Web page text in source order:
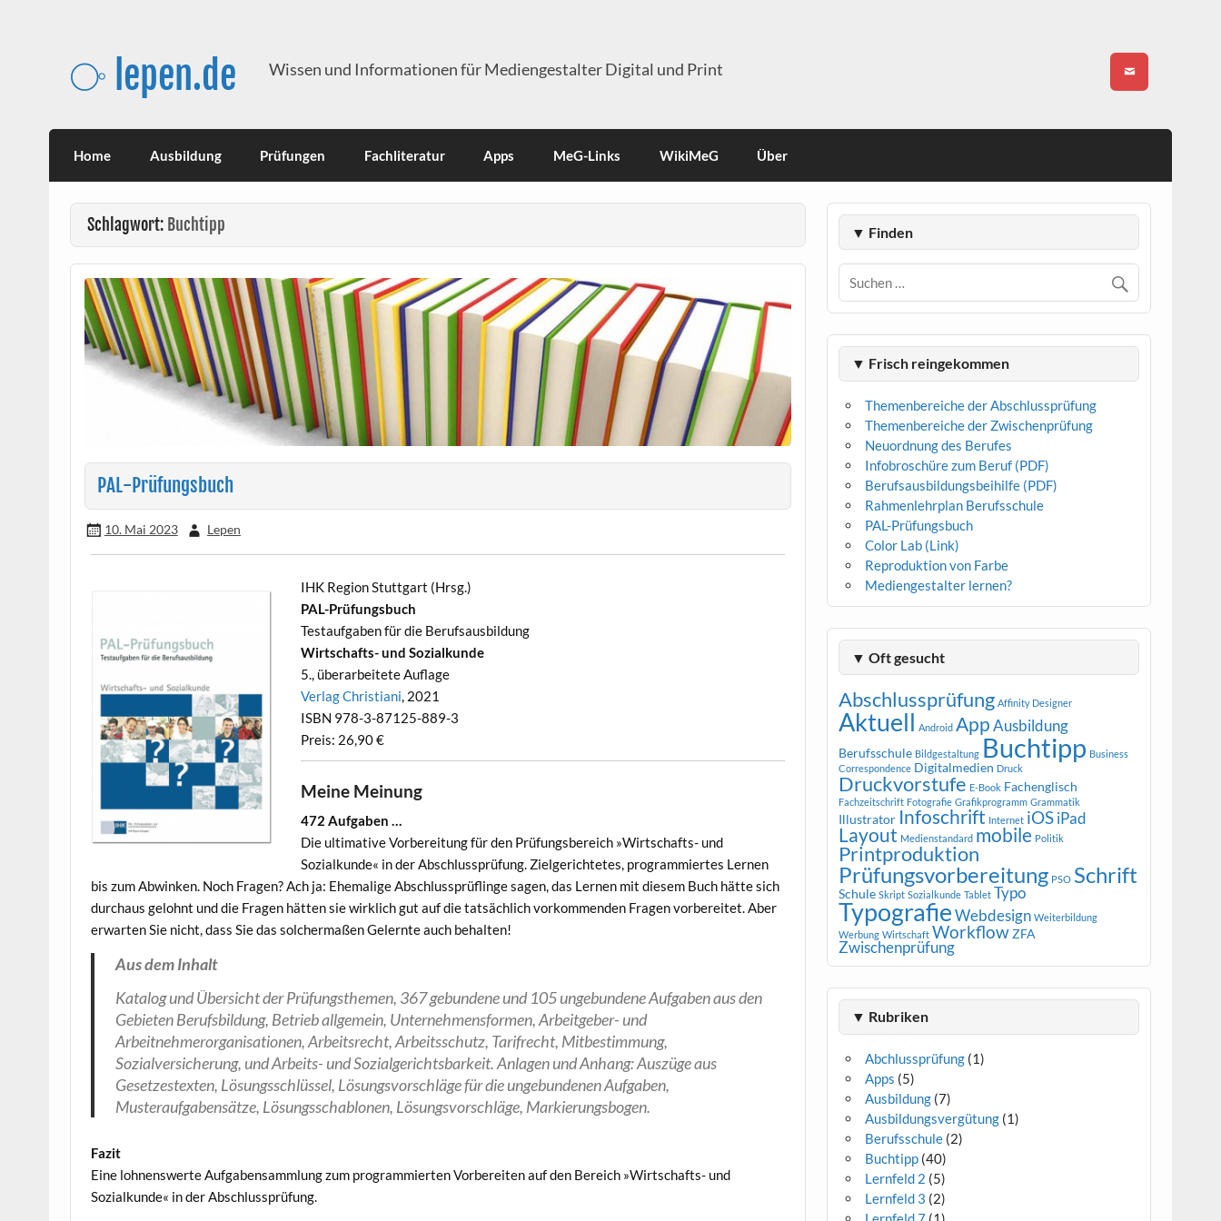
⧂ lepen.de Wissen und Informationen für Mediengestalter Digital und Print
Home Ausbildung Prüfungen Fachliteratur Apps MeG-Links WikiMeG Über
Schlagwort: Buchtipp
PAL-Prüfungsbuch
10. Mai 2023 Lepen
IHK Region Stuttgart (Hrsg.)
PAL-Prüfungsbuch
Testaufgaben für die Berufsausbildung
Wirtschafts- und Sozialkunde
5., überarbeitete Auflage
Verlag Christiani, 2021
ISBN 978-3-87125-889-3
Preis: 26,90 €
Meine Meinung
472 Aufgaben …
Die ultimative Vorbereitung für den Prüfungsbereich »Wirtschafts- und
Sozialkunde« in der Abschlussprüfung. Zielgerichtetes, programmiertes Lernen
bis zum Abwinken. Noch Fragen? Ach ja: Ehemalige Abschlussprüflinge sagen, das Lernen mit diesem Buch hätte sich
durchaus gelohnt und die Fragen hätten sie wirklich gut auf die tatsächlich vorkommenden Fragen vorbereitet. Aber
erwarten Sie nicht, dass Sie das solchermaßen Gelernte auch behalten!
Aus dem Inhalt
Katalog und Übersicht der Prüfungs­themen, 367 gebundene und 105 ungebundene Aufgaben aus den
Gebieten Berufsbildung, Betrieb allgemein, Unternehmensformen, Arbeitgeber- und
Arbeitnehmerorganisationen, Arbeitsrecht, Arbeitsschutz, Tarifrecht, Mitbestimmung,
Sozialversicherung, und Arbeits- und Sozialgerichtsbarkeit. Anlagen und Anhang: Auszüge aus
Gesetzestexten, Lösungsschlüssel, Lösungsvorschläge für die ungebundenen Aufgaben,
Musteraufgabensätze, Lösungsschablonen, Lösungsvorschläge, Markierungsbogen.
Fazit
Eine lohnenswerte Aufgabensammlung zum programmierten Vorbereiten auf den Bereich »Wirtschafts- und
Sozialkunde« in der Abschlussprüfung.
▼ Finden
▼ Frisch reingekommen
Themenbereiche der Abschlussprüfung
Themenbereiche der Zwischenprüfung
Neuordnung des Berufes
Infobroschüre zum Beruf (PDF)
Berufsausbildungsbeihilfe (PDF)
Rahmenlehrplan Berufsschule
PAL-Prüfungsbuch
Color Lab (Link)
Reproduktion von Farbe
Mediengestalter lernen?
▼ Oft gesucht
Abschlussprüfung Affinity Designer
Aktuell Android App Ausbildung
Berufsschule Bildgestaltung Buchtipp Business
Correspondence Digitalmedien Druck
Druckvorstufe E-Book Fachenglisch
Fachzeitschrift Fotografie Grafikprogramm Grammatik
Illustrator Infoschrift Internet iOSiPad
Layout Medienstandard mobile Politik
Printproduktion
Prüfungsvorbereitung PSO Schrift
Schule Skript Sozialkunde Tablet Typo
Typografie Webdesign Weiterbildung
Werbung Wirtschaft WorkflowZFA
Zwischenprüfung
▼ Rubriken
Abchlussprüfung (1)
Apps (5)
Ausbildung (7)
Ausbildungsvergütung (1)
Berufsschule (2)
Buchtipp (40)
Lernfeld 2 (5)
Lernfeld 3 (2)